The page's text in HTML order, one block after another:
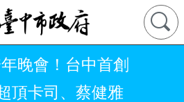
晚會！台中首創
頂卡司、蔡健雅